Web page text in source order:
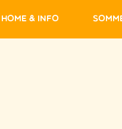
Home & Info